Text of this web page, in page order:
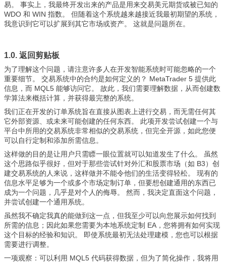
易。 事实上，我最终开发出来的产品是用来交易美元期货或被已知的
WDO 和 WIN 指数。 但随着这个系统越来越接近我最初期望的系统，
我意识到它可以扩展到其它市场或资产。 这就是问题所在。
1.0. 返回剪贴板
为了理解这个问题，请注意许多人在开发智能系统时可能忽略的一个
重要细节。 交易系统中的合约是如何定义的？ MetaTrader 5 提供此
信息，而 MQL5 能够访问它。 故此，我们需要理解数据，从而创建数
学算法来概括计算，并获得最完整的系统。
我们正在开发的订单系统旨在直接从图表上进行交易，而无需任何其
它外部资源、或未来可能创建的任何东西。 此项开发尝试创建一个与
平台中所用的交易系统非常相似的交易系统，但完全开源，如此您便
可以自行定制和添加所需信息。
这样做的目的是让用户只需瞟一眼位置就可以知道发生了什么。 虽然
这个思路似乎很好，但对于那些尝试针对外汇和股票市场（如 B3）创
建交易系统的人来说，这样做并不能令他们的生活变得轻松。 现有的
信息水平足够为一个或多个市场定制订单，但要想创建通用的东西已
成为一个问题，几乎是对个人的侮辱。 然而，我决定直面这个问题，
并尝试创建一个通用系统。
虽然我不确定我真的能做到这一点，但我至少可以向您展示如何找到
所需的信息；因此如果您需要为本地系统定制 EA，您将拥有如何实现
这个目标的经验和知识。 即使系统最初无法处理建模，您也可以根据
需要进行调整。
一项观察：可以利用 MQL5 代码获得数据，但为了简化操作，我将用